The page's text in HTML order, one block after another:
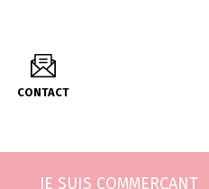
CONTACT
JE SUIS COMMERÇANT